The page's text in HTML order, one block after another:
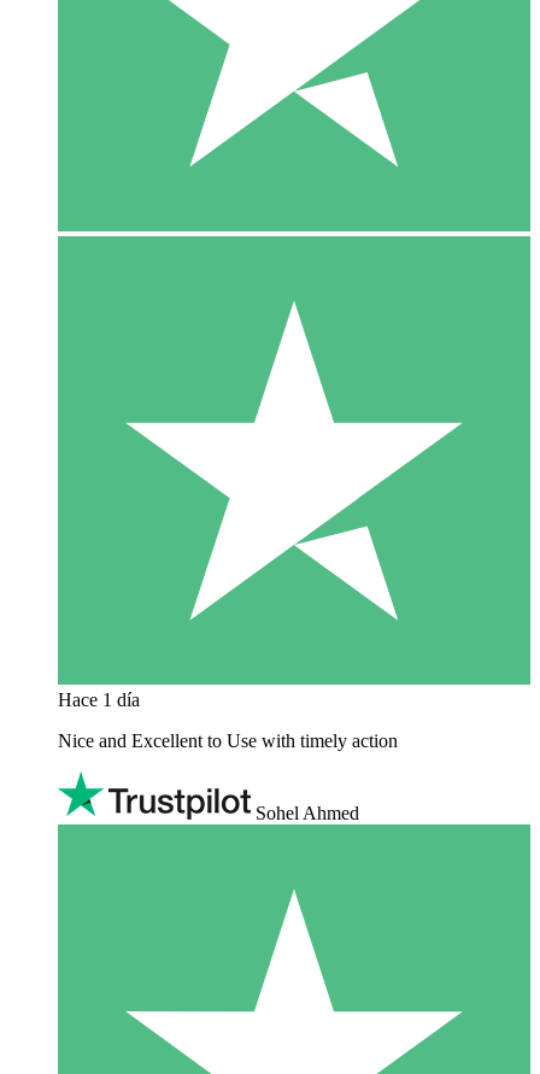
Hace 1 día
Nice and Excellent to Use with timely action
Sohel Ahmed